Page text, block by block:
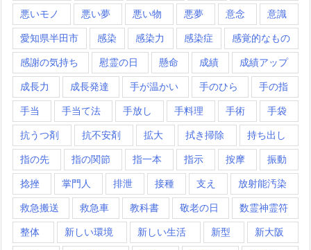
悪いモノ 悪い夢 悪い物 悪夢 意念 意識
愛知県半田市 感染 感染力 感染症 感覚的なもの
感謝の気持ち 慰霊の日 懸命 成績 成績アップ
成長力 成長発達 手が温かい 手のひら 手の指
手当 手当て法 手放し 手料理 手術 手袋
抗うつ剤 抗不安剤 拡大 拭き掃除 持ち出し
指の先 指の関節 指一本 指示 按摩 振動
捻挫 掌門人 排泄 接種 支え 放射能汚染
救急搬送 救急車 教科書 敬老の日 数霊神霊符
整体 新しい環境 新しい生活 新型 新大阪